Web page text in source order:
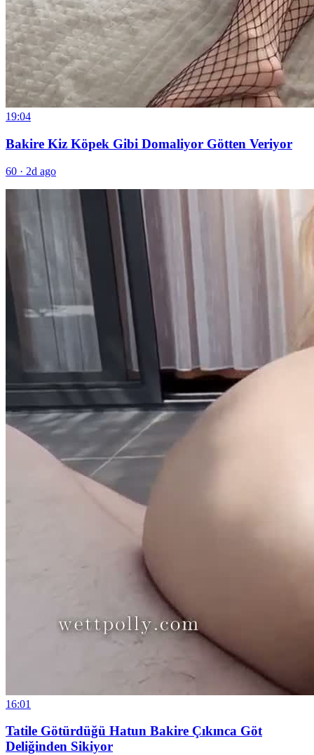
19:04
Bakire Kiz Köpek Gibi Domaliyor Götten Veriyor
60 · 2d ago
16:01
Tatile Götürdüğü Hatun Bakire Çıkınca Göt
Deliğinden Sikiyor